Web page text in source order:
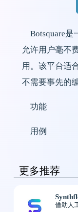
Botsquare是
允许用户毫不
用。该平台适
不需要事先的
功能
用例
更多推荐
借助人